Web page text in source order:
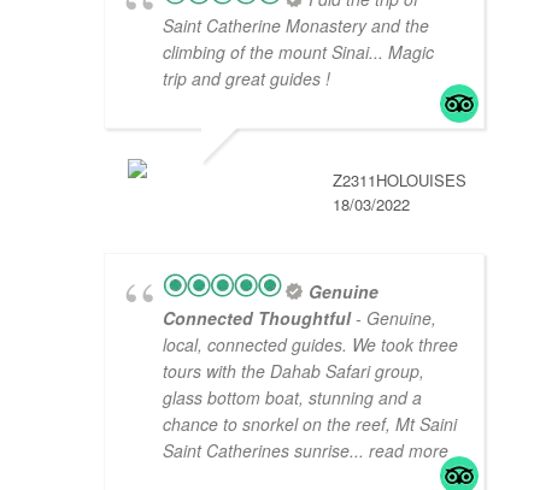
Saint Catherine Monastery and the
climbing of the mount Sinai... Magic
trip and great guides !
Z2311HOLOUISES
18/03/2022
Genuine
Connected Thoughtful- Genuine,
local, connected guides. We took three
tours with the Dahab Safari group,
glass bottom boat, stunning and a
chance to snorkel on the reef, Mt Saini
Saint Catherines sunrise... read more